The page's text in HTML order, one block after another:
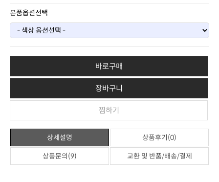
본품옵션선택
바로구매
장바구니
찜하기
상세설명 상품후기(0)
상품문의(9) 교환 및 반품/배송/결제